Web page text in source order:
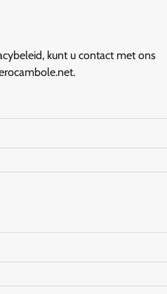
kunt u contact met ons
.